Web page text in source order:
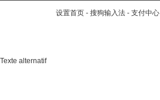
设置首页 - 搜狗输入法 - 支付中心
Texte alternatif